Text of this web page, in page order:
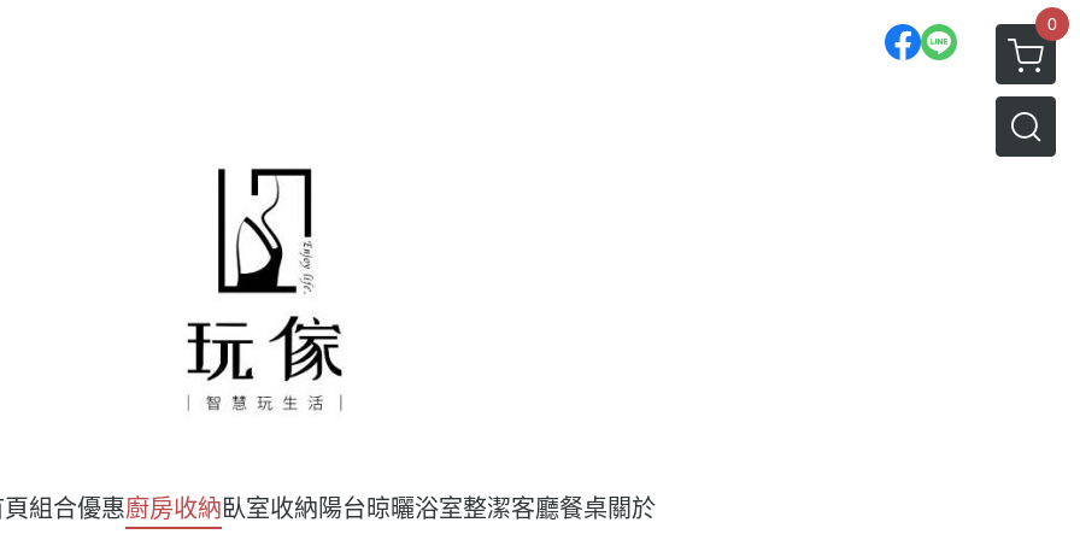
0
組合優惠廚房收納臥室收納陽台晾曬浴室整潔客廳餐桌關於